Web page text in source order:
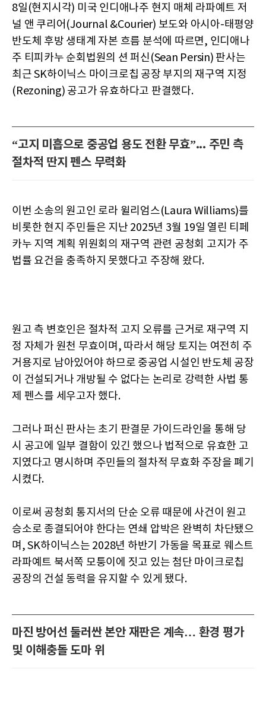
8일(현지시각) 미국 인디애나주 현지 매체 라파예트 저
널 앤 쿠리어(Journal &Courier) 보도와 아시아-태평양
반도체 후방 생태계 자본 흐름 분석에 따르면, 인디애나
주 티피카누 순회법원의 션 퍼신(Sean Persin) 판사는
최근 SK하이닉스 마이크로칩 공장 부지의 재구역 지정
(Rezoning) 공고가 유효하다고 판결했다.
“고지 미흡으로 중공업 용도 전환 무효”... 주민 측
절차적 딴지 펜스 무력화
이번 소송의 원고인 로라 윌리엄스(Laura Williams)를
비롯한 현지 주민들은 지난 2025년 3월 19일 열린 티페
카누 지역 계획 위원회의 재구역 관련 공청회 고지가 주
법률 요건을 충족하지 못했다고 주장해 왔다.
원고 측 변호인은 절차적 고지 오류를 근거로 재구역 지
정 자체가 원천 무효이며, 따라서 해당 토지는 여전히 주
거용지로 남아있어야 하므로 중공업 시설인 반도체 공장
이 건설되거나 개방될 수 없다는 논리로 강력한 사법 통
제 펜스를 세우고자 했다.
그러나 퍼신 판사는 초기 판결문 가이드라인을 통해 당
시 공고에 일부 결함이 있긴 했으나 법적으로 유효한 고
지였다고 명시하며 주민들의 절차적 무효화 주장을 폐기
시켰다.
이로써 공청회 통지서의 단순 오류 때문에 사건이 원고
승소로 종결되어야 한다는 연쇄 압박은 완벽히 차단됐으
며, SK하이닉스는 2028년 하반기 가동을 목표로 웨스트
라파예트 북서쪽 모퉁이에 짓고 있는 첨단 마이크로칩
공장의 건설 동력을 유지할 수 있게 됐다.
마진 방어선 둘러싼 본안 재판은 계속… 환경 평가
및 이해충돌 도마 위